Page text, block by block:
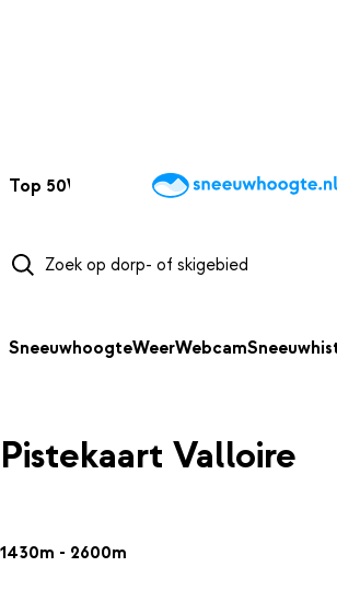
Top 50Webcams Wintersportweer
SneeuwhoogteWeerWebcam
Pistekaart Valloire
1430m - 2600m